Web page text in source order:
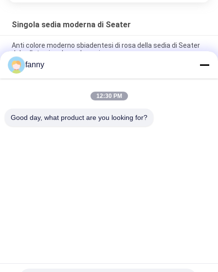
Singola sedia moderna di Seater
Anti colore moderno sbiadentesi di rosa della sedia di Seater
del velluto singolo per la cucina
Anti ufficio Sofa Single Seater Multiscene Stain dell'abrasione
resistente
Singola sedia moderna respirabile di Seater multifunzionale
fanny
12:30 PM
Good day, what product are you looking for?